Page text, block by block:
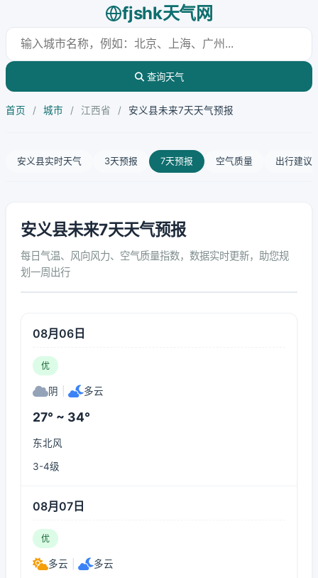
fjshk天气网
查询天气
首页 / 城市 / 江西省 / 安义县未来7天天气预报
安义县实时天气 3天预报 7天预报 空气质量 出行建议
安义县未来7天天气预报
每日气温、风向风力、空气质量指数，数据实时更新，助您规
划一周出行
08月06日
优
阴 多云
27° ~ 34°
东北风
3-4级
08月07日
优
多云 多云